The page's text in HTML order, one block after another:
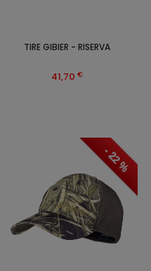
- 22 %
TIRE GIBIER - RISERVA
41,70 €